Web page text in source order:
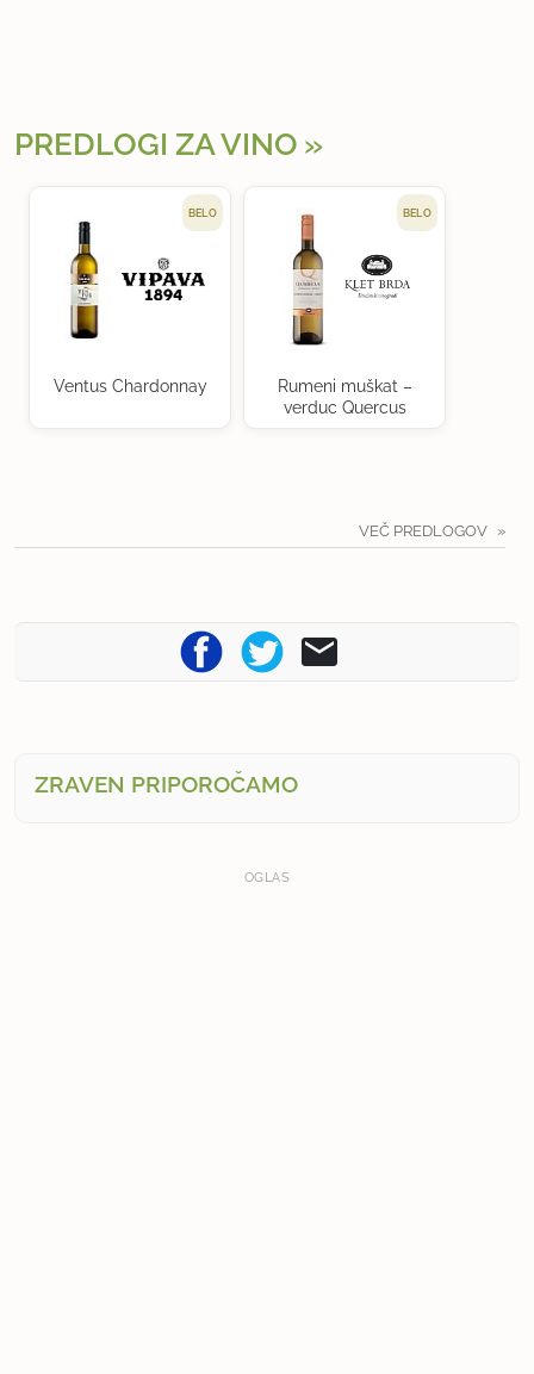
PREDLOGI ZA VINO
BELO
Ventus Chardonnay
BELO
Rumeni muškat –
verduc Quercus
VEČ PREDLOGOV
ZRAVEN PRIPOROČAMO
OGLAS